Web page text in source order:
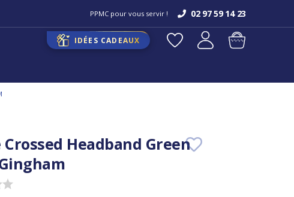
PPMC pour vous servir ! 02 97 59 14 23
IDÉES CADEAUX
Crossed Headband Green